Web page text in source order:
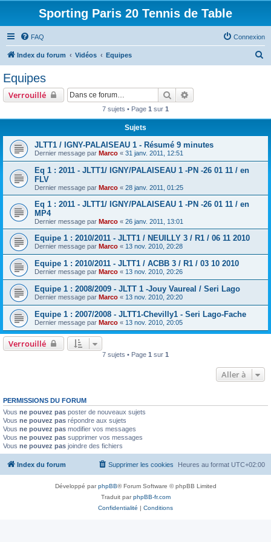
Sporting Paris 20 Tennis de Table
FAQ Connexion
Index du forum Vidéos Equipes
Equipes
Verrouillé Rechercher
7 sujets • Page 1 sur 1
Sujets
JLTT1 / IGNY-PALAISEAU 1 - Résumé 9 minutes
Dernier message par Marco « 31 janv. 2011, 12:51
Eq 1 : 2011 - JLTT1/ IGNY/PALAISEAU 1 -PN -26 01 11 / en
FLV
Dernier message par Marco « 28 janv. 2011, 01:25
Eq 1 : 2011 - JLTT1/ IGNY/PALAISEAU 1 -PN -26 01 11 / en
MP4
Dernier message par Marco « 26 janv. 2011, 13:01
Equipe 1 : 2010/2011 - JLTT1 / NEUILLY 3 / R1 / 06 11 2010
Dernier message par Marco « 13 nov. 2010, 20:28
Equipe 1 : 2010/2011 - JLTT1 / ACBB 3 / R1 / 03 10 2010
Dernier message par Marco « 13 nov. 2010, 20:26
Equipe 1 : 2008/2009 - JLTT 1 -Jouy Vaureal / Seri Lago
Dernier message par Marco « 13 nov. 2010, 20:20
Equipe 1 : 2007/2008 - JLTT1-Chevilly1 - Seri Lago-Fache
Dernier message par Marco « 13 nov. 2010, 20:05
Verrouillé
7 sujets • Page 1 sur 1
Aller à
PERMISSIONS DU FORUM
Vous ne pouvez pas poster de nouveaux sujets
Vous ne pouvez pas répondre aux sujets
Vous ne pouvez pas modifier vos messages
Vous ne pouvez pas supprimer vos messages
Vous ne pouvez pas joindre des fichiers
Index du forum Heures au format UTC+02:00
Supprimer les cookies
Développé parphpBB® Forum Software © phpBB Limited
Traduit parphpBB-fr.com
Confidentialité | Conditions